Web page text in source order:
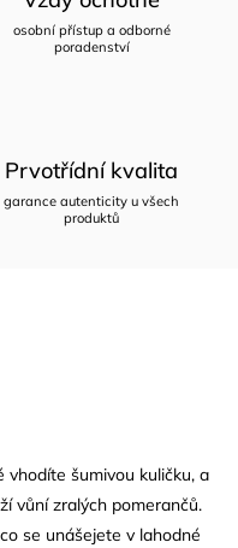
osobní přístup a odborné
poradenství
Prvotřídní kvalita
garance autenticity u všech
produktů
šumivou kuličku, a
vůní zralých pomerančů.
se unášejete v lahodné